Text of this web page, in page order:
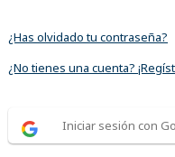
¿Has olvidado tu contraseña?
¿No tienes una cuenta?
Iniciar sesión con